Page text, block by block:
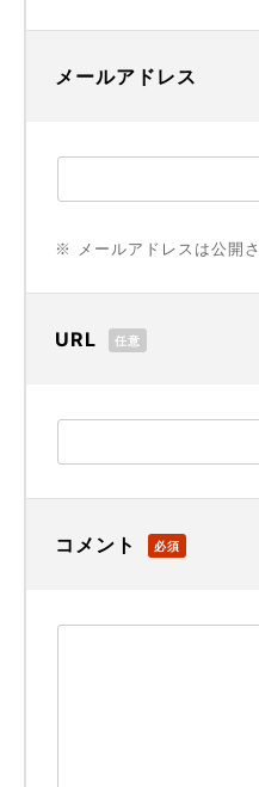
メールアドレス
※ メールアドレスは公開
URL 任意
コメント 必須